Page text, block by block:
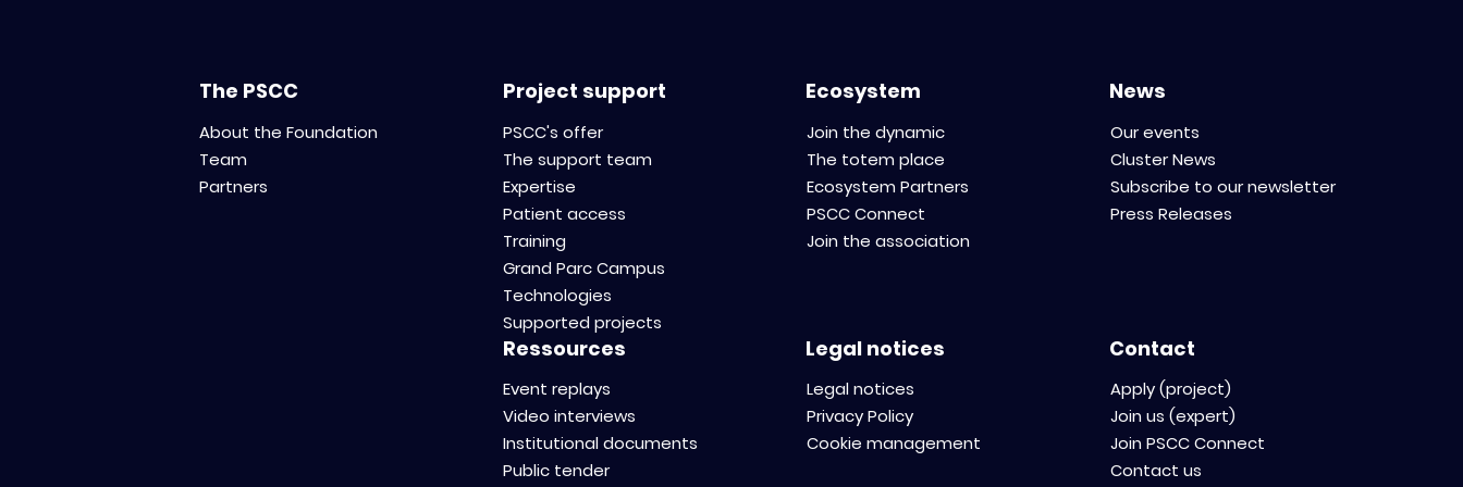
The PSCC
About the Foundation
Team
Partners
Project support
PSCC's offer
The support team
Expertise
Patient access
Training
Grand Parc Campus
Technologies
Supported projects
Ecosystem
Join the dynamic
The totem place
Ecosystem Partners
PSCC Connect
Join the association
News
Our events
Cluster News
Subscribe to our newsletter
Press Releases
Ressources
Event replays
Video interviews
Institutional documents
Public tender
Legal notices
Legal notices
Privacy Policy
Cookie management
Contact
Apply (project)
Join us (expert)
Join PSCC Connect
Contact us